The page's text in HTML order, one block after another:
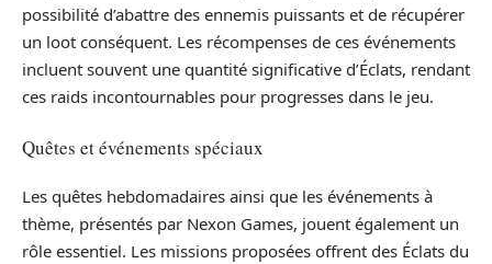
possibilité d’abattre des ennemis puissants et de récupérer
un loot conséquent. Les récompenses de ces événements
incluent souvent une quantité significative d’Éclats, rendant
ces raids incontournables pour progresses dans le jeu.
Quêtes et événements spéciaux
Les quêtes hebdomadaires ainsi que les événements à
thème, présentés par Nexon Games, jouent également un
rôle essentiel. Les missions proposées offrent des Éclats du